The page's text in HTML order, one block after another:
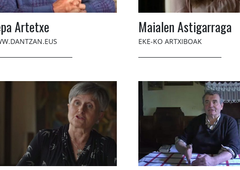
Artetxe Maialen Astigarraga
EKE-KO ARTXIBOAK